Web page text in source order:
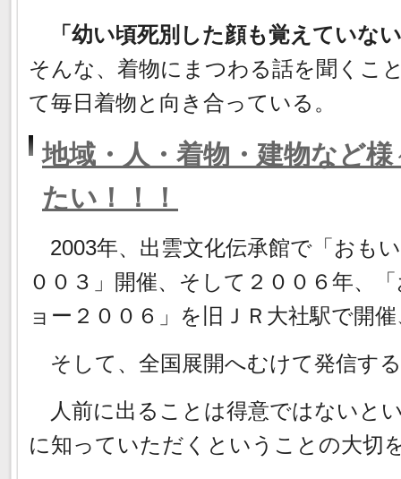
「幼い頃死別した顔も覚えていな
そんな、着物にまつわる話を聞くこ
て毎日着物と向き合っている。
地域・人・着物・建物など
たい！！！
2003年、出雲文化伝承館で「おも
００３」開催、そして２００６年、
ョー２００６」を旧ＪＲ大社駅で開
そして、全国展開へむけて発信す
人前に出ることは得意ではないと
に知っていただくということの大切